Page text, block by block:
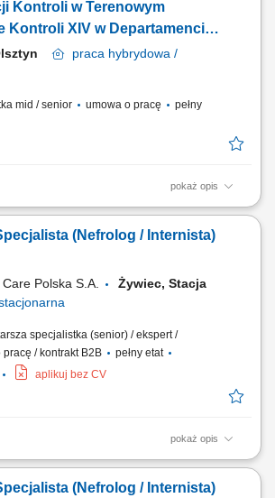
jeśli pragniesz być #bohaterem codzienności,
Kontroli w Terenowym
Kontroli XIV w Departamencie
lekarz (k/m)praca hybrydowa /
mid / senior umowa o pracę
pełny
pokaż opis
zadań określonych w przepisach
w przygotowaniu kontroli, w tym:
analizy przedkontrolnej
(Nefrolog / Internista)
Polska S.A.
Żywiec, Stacja
specjalistka (senior) / ekspert /
pracę / kontrakt B2B
pełny etat
aplikuj bez CV
pokaż opis
opieka nad pacjentami z chorobami
nerek, aż po monitorowanie powikłań
(Nefrolog / Internista)